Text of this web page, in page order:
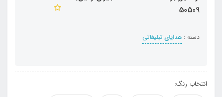
50509
دسته : هدایای تبلیغاتی
انتخاب رنگ: